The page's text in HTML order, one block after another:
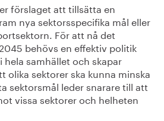
förslaget att tillsätta en
nya sektorsspecifika mål eller
För att nå det
behövs en effektiv politik
samhället och skapar
sektorer ska kunna minska
sektorsmål leder snarare till att
vissa sektorer och helheten